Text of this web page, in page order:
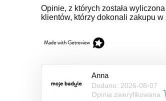
Opinie, z których została
klientów, którzy dokonali zakupu w
Anna
Dodano: 2026-08-07
Opinia zweryfikowana